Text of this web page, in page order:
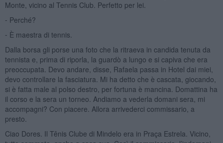
Monte, vicino al Tennis Club. Perfetto per lei.
⁃ Perché?
⁃ È maestra di tennis.
Dalla borsa gli porse una foto che la ritraeva in candida tenuta da
tennista e, prima di riporla, la guardò a lungo e si capiva che era
preoccupata. Devo andare, disse, Rafaela passa in Hotel dai miei,
devo controllare la fasciatura. Mi ha detto che è cascata, giocando,
si è fatta male al polso destro, per fortuna è mancina. Domattina ha
il corso e la sera un torneo. Andiamo a vederla domani sera, mi
accompagni? Con piacere. Allora arrivederci commissario, a
presto.
Ciao Dores. Il Tênis Clube di Mindelo era in Praça Estrela. Vicino,